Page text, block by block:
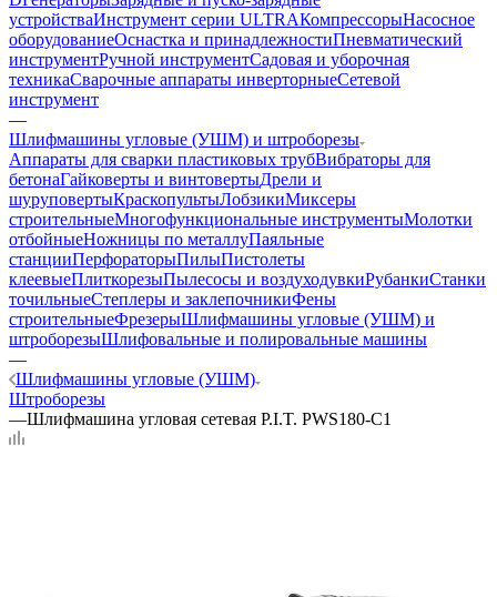
устройстваИнструмент серии ULTRAКомпрессорыНасосное
оборудованиеОснастка и принадлежностиПневматический
инструментРучной инструментСадовая и уборочная
техникаСварочные аппараты инверторныеСетевой
инструмент
—
Шлифмашины угловые (УШМ) и штроборезы
Аппараты для сварки пластиковых трубВибраторы для
бетонаГайковерты и винтовертыДрели и
шуруповертыКраскопультыЛобзикиМиксеры
строительныеМногофункциональные инструментыМолотки
отбойныеНожницы по металлуПаяльные
станцииПерфораторыПилыПистолеты
клеевыеПлиткорезыПылесосы и воздуходувкиРубанкиСтанки
точильныеСтеплеры и заклепочникиФены
строительныеФрезерыШлифмашины угловые (УШМ) и
штроборезыШлифовальные и полировальные машины
—
Шлифмашины угловые (УШМ)
Штроборезы
—Шлифмашина угловая сетевая P.I.T. PWS180-C1